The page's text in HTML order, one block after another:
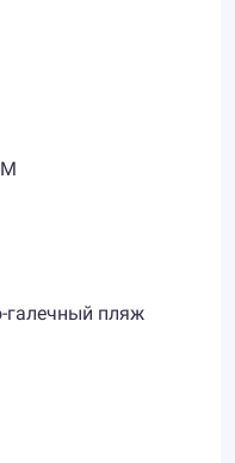
галечный пляж